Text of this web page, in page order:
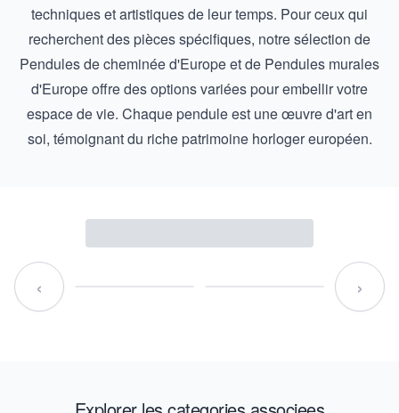
techniques et artistiques de leur temps. Pour ceux qui
recherchent des pièces spécifiques, notre sélection de
Pendules de cheminée d'Europeet de Pendules murales
d'Europeoffre des options variées pour embellir votre
espace de vie. Chaque pendule est une œuvre d'art en
soi, témoignant du riche patrimoine horloger européen.
‹ ›